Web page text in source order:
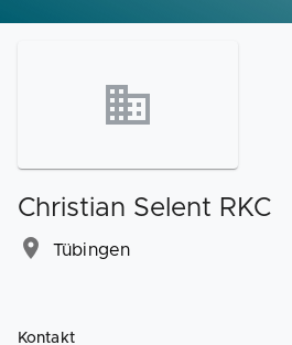
Christian Selent RKC
Tübingen
Kontakt